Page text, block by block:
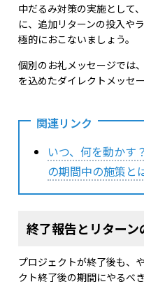
中だるみ対策の実施として
に、追加リターンの投入や
極的におこないましょう。
個別のお礼メッセージでは
を込めたダイレクトメッセ
関連リンク
いつ、何を動かす
の期間中の施策と
終了報告とリターン
プロジェクトが終了後も、
クト終了後の期間にやるべ